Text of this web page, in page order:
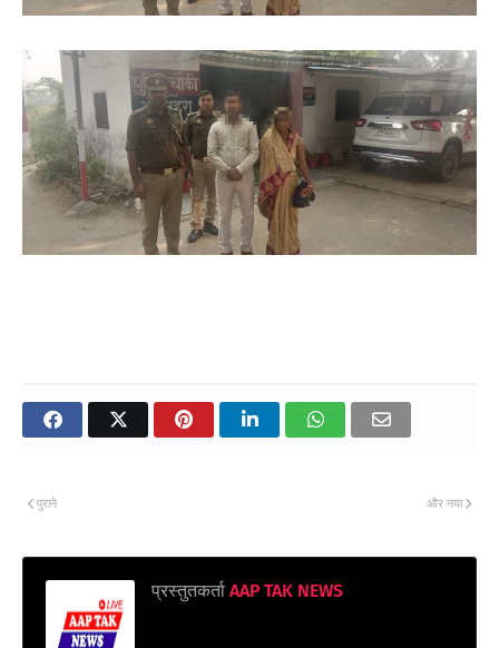
और नया
पुराने
प्रस्तुतकर्ता AAP TAK NEWS